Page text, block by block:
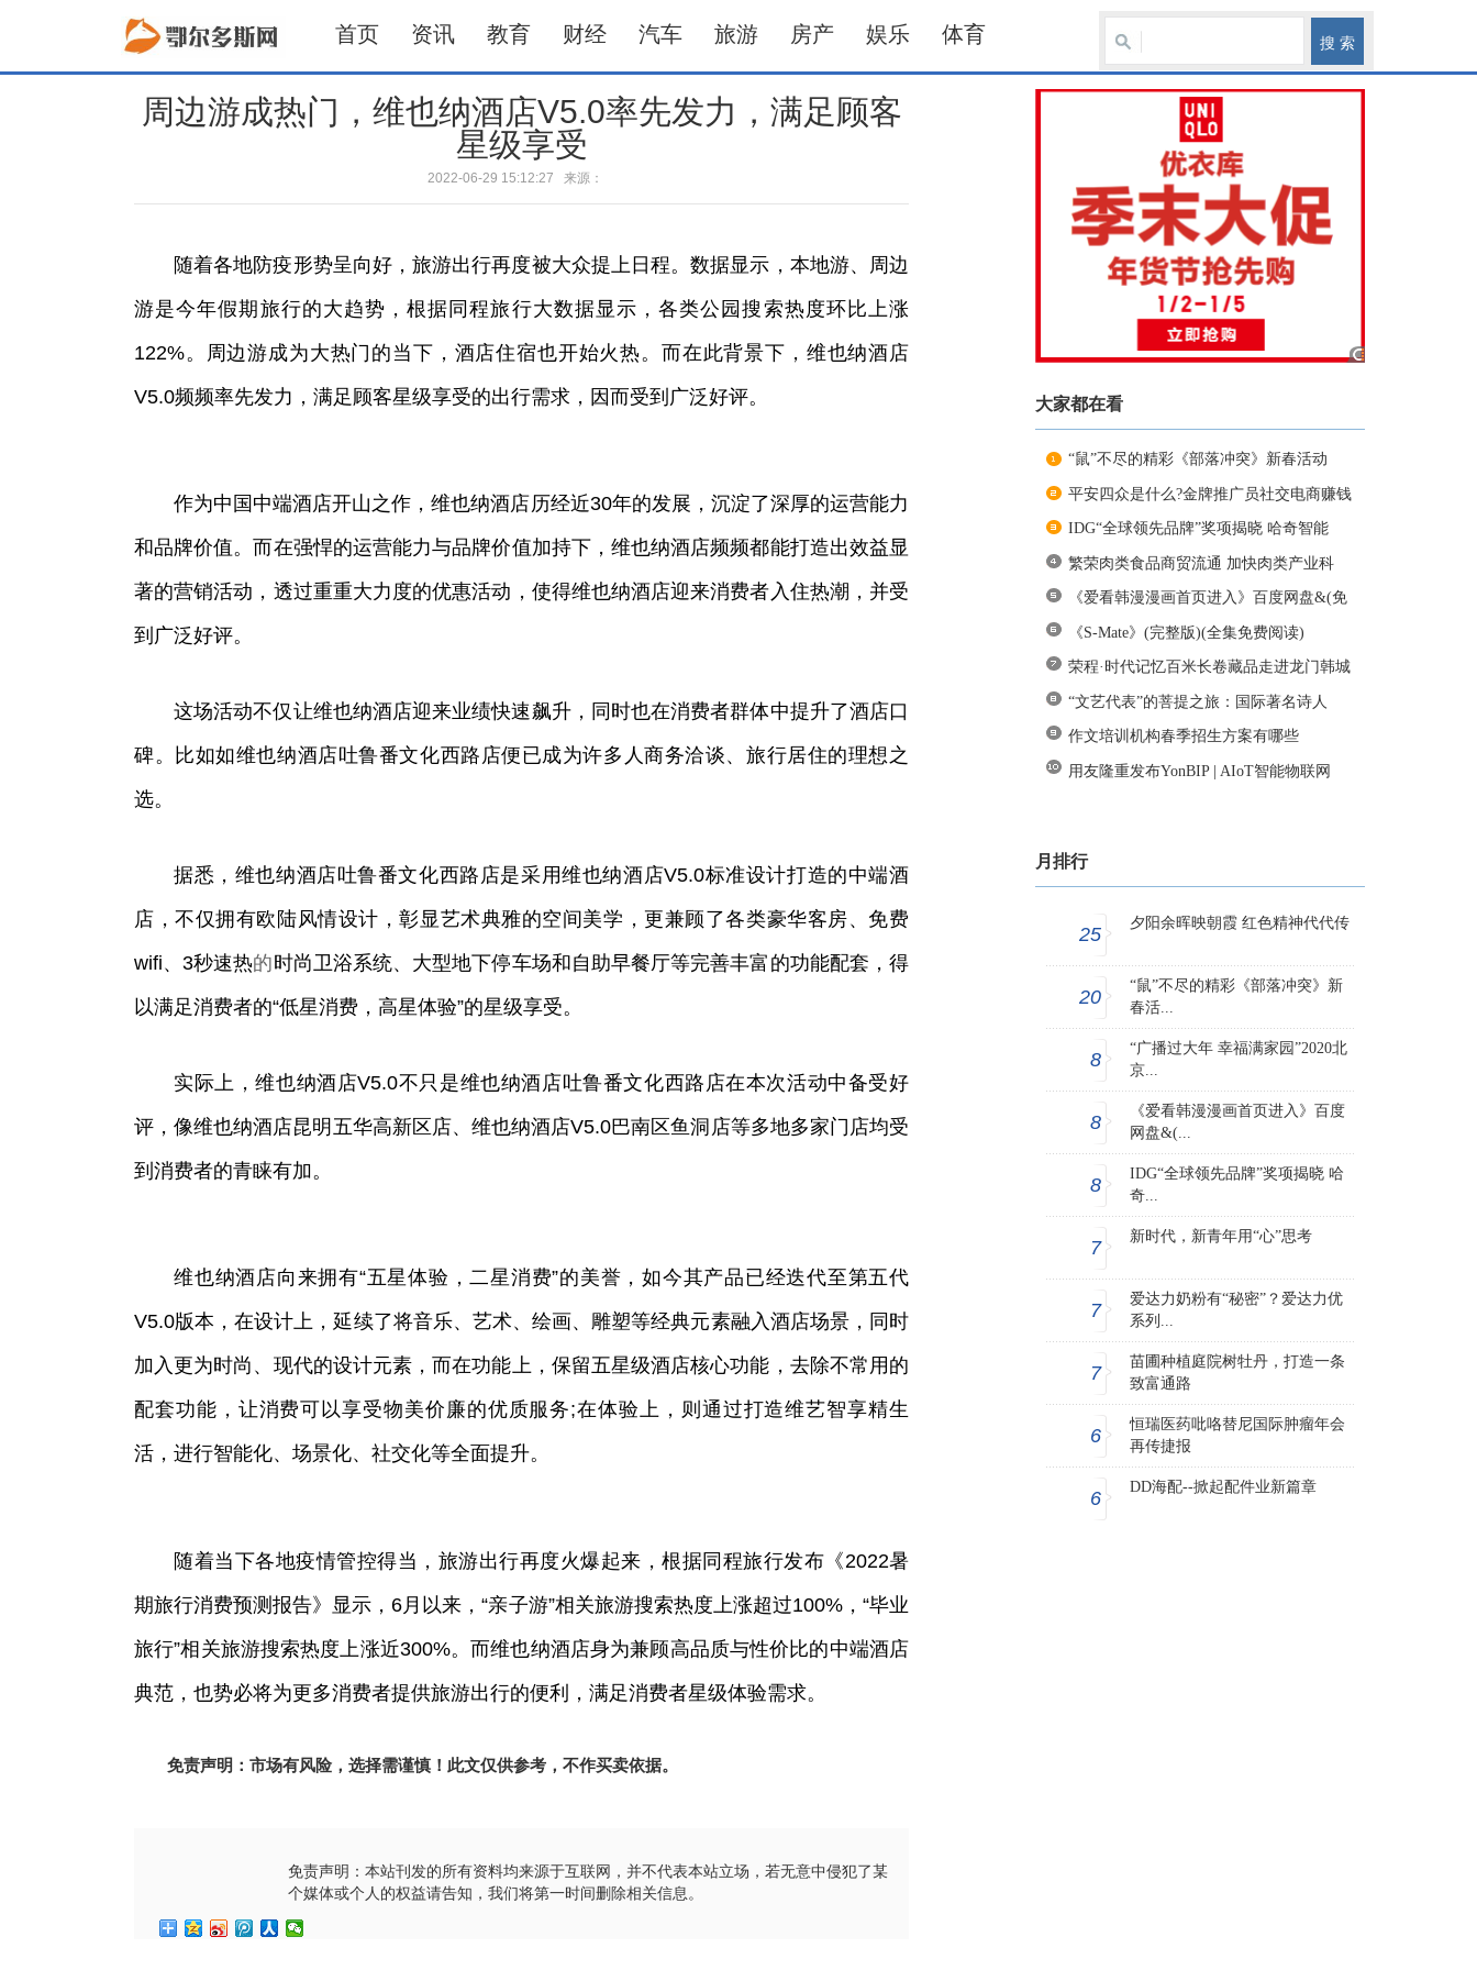
首页 资讯 教育 财经 汽车 旅游 房产 娱乐 体育
周边游成热门，维也纳酒店V5.0率先发力，满足顾客
星级享受
2022-06-29 15:12:27 来源：
随着各地防疫形势呈向好，旅游出行再度被大众提上日程。数据显示，本地游、周边
游是今年假期旅行的大趋势，根据同程旅行大数据显示，各类公园搜索热度环比上涨
122%。周边游成为大热门的当下，酒店住宿也开始火热。而在此背景下，维也纳酒店
V5.0频频率先发力，满足顾客星级享受的出行需求，因而受到广泛好评。
​作为中国中端酒店开山之作，维也纳酒店历经近30年的发展，沉淀了深厚的运营能力
和品牌价值。而在强悍的运营能力与品牌价值加持下，维也纳酒店频频都能打造出效益显
著的营销活动，透过重重大力度的优惠活动，使得维也纳酒店迎来消费者入住热潮，并受
到广泛好评。
这场活动不仅让维也纳酒店迎来业绩快速飙升，同时也在消费者群体中提升了酒店口
碑。比如如维也纳酒店吐鲁番文化西路店便已成为许多人商务洽谈、旅行居住的理想之
选。
据悉，维也纳酒店吐鲁番文化西路店是采用维也纳酒店V5.0标准设计打造的中端酒
店，不仅拥有欧陆风情设计，彰显艺术典雅的空间美学，更兼顾了各类豪华客房、免费
wifi、3秒速热的时尚卫浴系统、大型地下停车场和自助早餐厅等完善丰富的功能配套，得
以满足消费者的“低星消费，高星体验”的星级享受。
实际上，维也纳酒店V5.0不只是维也纳酒店吐鲁番文化西路店在本次活动中备受好
评，像维也纳酒店昆明五华高新区店、维也纳酒店V5.0巴南区鱼洞店等多地多家门店均受
到消费者的青睐有加。
维也纳酒店向来拥有“五星体验，二星消费”的美誉，如今其产品已经迭代至第五代
V5.0版本，在设计上，延续了将音乐、艺术、绘画、雕塑等经典元素融入酒店场景，同时
加入更为时尚、现代的设计元素，而在功能上，保留五星级酒店核心功能，去除不常用的
配套功能，让消费可以享受物美价廉的优质服务;在体验上，则通过打造维艺智享精生
活，进行智能化、场景化、社交化等全面提升。
随着当下各地疫情管控得当，旅游出行再度火爆起来，根据同程旅行发布《2022暑
期旅行消费预测报告》显示，6月以来，“亲子游”相关旅游搜索热度上涨超过100%，“毕业
旅行”相关旅游搜索热度上涨近300%。而维也纳酒店身为兼顾高品质与性价比的中端酒店
典范，也势必将为更多消费者提供旅游出行的便利，满足消费者星级体验需求。
免责声明：市场有风险，选择需谨慎！此文仅供参考，不作买卖依据。
免责声明：本站刊发的所有资料均来源于互联网，并不代表本站立场，若无意中侵犯了某
个媒体或个人的权益请告知，我们将第一时间删除相关信息。
大家都在看
“鼠”不尽的精彩《部落冲突》新春活动
平安四众是什么?金牌推广员社交电商赚钱
IDG“全球领先品牌”奖项揭晓 哈奇智能
繁荣肉类食品商贸流通 加快肉类产业科
《爱看韩漫漫画首页进入》百度网盘&(免
《S-Mate》(完整版)(全集免费阅读)
荣程·时代记忆百米长卷藏品走进龙门韩城
“文艺代表”的菩提之旅：国际著名诗人
作文培训机构春季招生方案有哪些
用友隆重发布YonBIP | AIoT智能物联网
月排行
25
夕阳余晖映朝霞 红色精神代代传
20
“鼠”不尽的精彩《部落冲突》新
春活...
8
“广播过大年 幸福满家园”2020北
京...
8
《爱看韩漫漫画首页进入》百度
网盘&(...
8
IDG“全球领先品牌”奖项揭晓 哈
奇...
7
新时代，新青年用“心”思考
7
爱达力奶粉有“秘密”？爱达力优
系列...
7
苗圃种植庭院树牡丹，打造一条
致富通路
6
恒瑞医药吡咯替尼国际肿瘤年会
再传捷报
6
DD海配--掀起配件业新篇章